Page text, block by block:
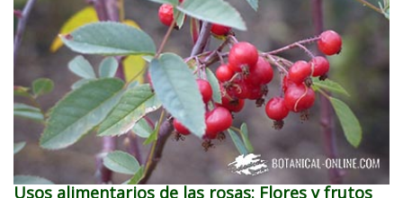
Usos alimentarios de las rosas: Flores y frutos